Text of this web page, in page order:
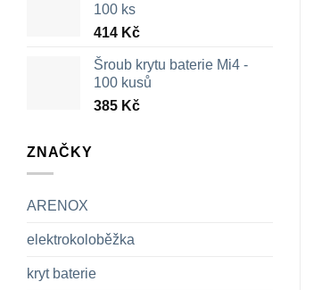
100 ks
414 Kč
Šroub krytu baterie Mi4 -
100 kusů
385 Kč
ZNAČKY
ARENOX
elektrokoloběžka
kryt baterie